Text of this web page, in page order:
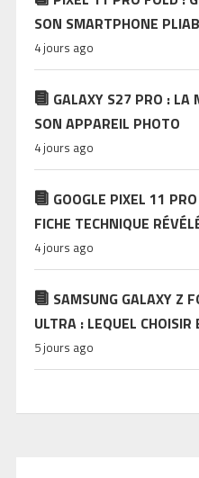
SON SMARTPHONE
4 jours ago
GALAXY S27 PRO : LA
SON APPAREIL PHOTO
4 jours ago
GOOGLE PIXEL 11
FICHE TECHNIQUE
4 jours ago
SAMSUNG GALAXY Z
ULTRA : LEQUEL
5 jours ago